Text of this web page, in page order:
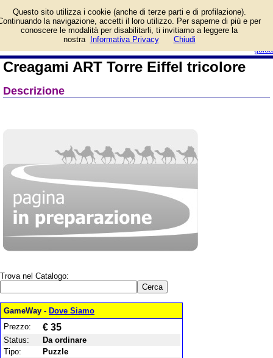
guida
ART Torre Eiffel tricolore e
prezzo di vendita.
Prodotto da Creativamente
Creagami ART Torre Eiffel tricolore
Descrizione
Trova nel Catalogo:
GameWay - Dove Siamo
Prezzo:
€ 35
Status:
Da ordinare
Tipo:
Puzzle
Questo sito utilizza i cookie (anche di terze parti e di profilazione).
la navigazione, accetti il loro utilizzo. Per saperne di più e per
conoscere le modalità per disabilitarli, ti invitiamo a leggere la
nostra
Informativa Privacy Chiudi